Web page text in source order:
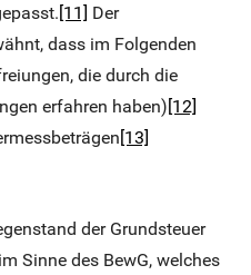
[11] Der
dass im Folgenden
die durch die
erfahren haben)[12]
[13]
der Grundsteuer
Sinne des BewG, welches